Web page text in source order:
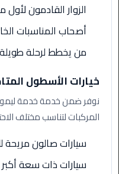
ليموزين
المطار
الساخن
ليموزين
مطار
العلمين
ليموزين
توصيل
المطار
الزوار القادمون
أصحاب المناسبات
من يخطط لرحلة
خيارات الأسطول
نوفر ضمن خدمة خدمة
المركبات لتناسب مختلف
سيارات صالون مريحة
سيارات ذات سعة